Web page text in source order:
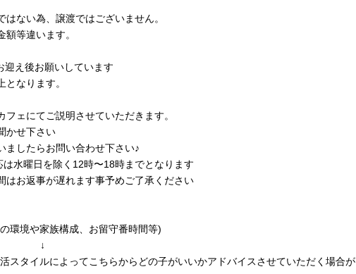
ない為、譲渡ではございません。
額等違います。
え後お願いしています
となります。
フェにてご説明させていただきます。
かせ下さい
ましたらお問い合わせ下さい♪
水曜日を除く12時〜18時までとなります
はお返事が遅れます事予めご了承ください
環境や家族構成、お留守番時間等)
スタイルによってこちらからどの子がいいかアドバイスさせていただく場合が